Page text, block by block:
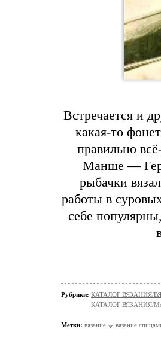
Встречается и
какая-то
правильно
Манше —
рыбачки
работы в
себе
Рубрики: КАТАЛОГ ВЯЗАНИЯ/
КАТАЛОГ ВЯЗАНИЯ/
Метки: вязание вязание